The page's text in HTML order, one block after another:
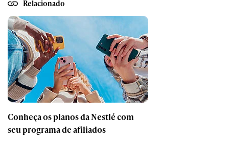
Relacionado
Conheça os planos da Nestlé com
seu programa de afiliados